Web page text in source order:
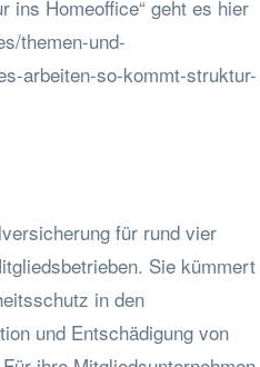
ins Homeoffice“ geht es hier
themen-und-
arbeiten-so-kommt-struktur-
für rund vier
Sie kümmert
in den
und Entschädigung von